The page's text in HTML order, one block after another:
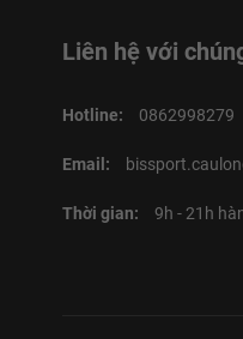
Liên hệ với
Hotline: 0862998279
Email:
Thời gian: 9h - 21h